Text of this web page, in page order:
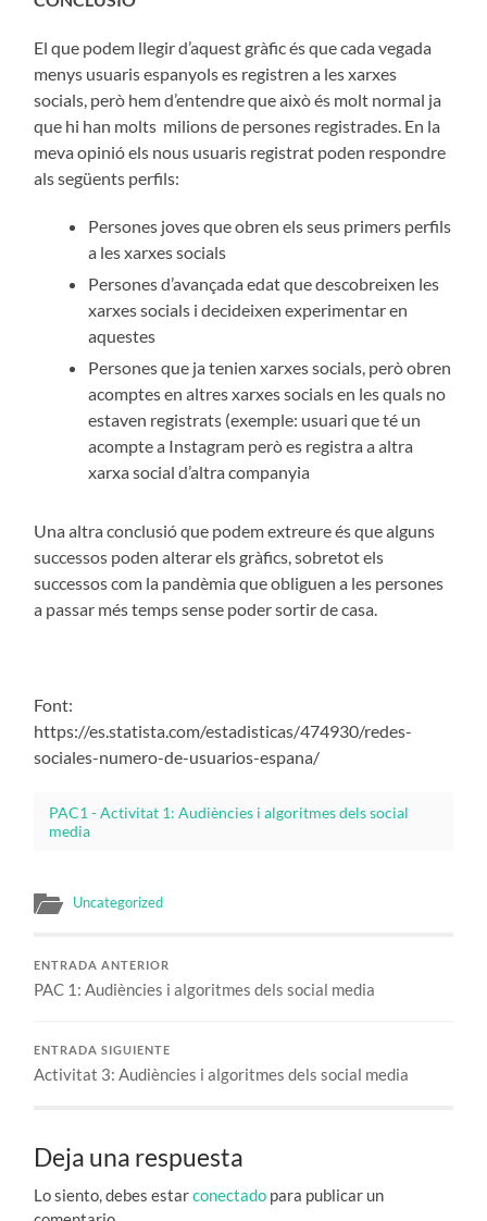
El que podem llegir d’aquest gràfic és que cada vegada
menys usuaris espanyols es registren a les xarxes
socials, però hem d’entendre que això és molt normal ja
que hi han molts milions de persones registrades. En la
meva opinió els nous usuaris registrat poden respondre
als següents perfils:
Persones joves que obren els seus primers perfils
a les xarxes socials
Persones d’avançada edat que descobreixen les
xarxes socials i decideixen experimentar en
aquestes
Persones que ja tenien xarxes socials, però obren
acomptes en altres xarxes socials en les quals no
estaven registrats (exemple: usuari que té un
acompte a Instagram però es registra a altra
xarxa social d’altra companyia
Una altra conclusió que podem extreure és que alguns
successos poden alterar els gràfics, sobretot els
successos com la pandèmia que obliguen a les persones
a passar més temps sense poder sortir de casa.
Font:
https://es.statista.com/estadisticas/474930/redes-
sociales-numero-de-usuarios-espana/
PAC1 - Activitat 1: Audiències i algoritmes dels social
media
Uncategorized
ENTRADA ANTERIOR
PAC 1: Audiències i algoritmes dels social media
ENTRADA SIGUIENTE
Activitat 3: Audiències i algoritmes dels social media
Deja una respuesta
Lo siento, debes estarconectado para publicar un